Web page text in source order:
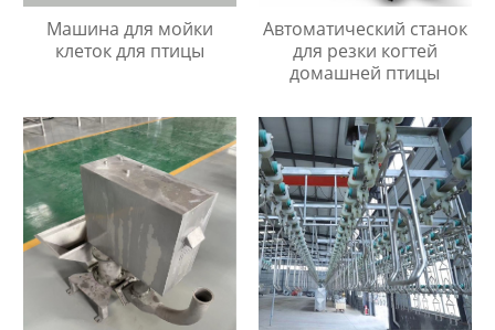
Машина для мойки
клеток для птицы
Автоматический станок
для резки когтей
домашней птицы